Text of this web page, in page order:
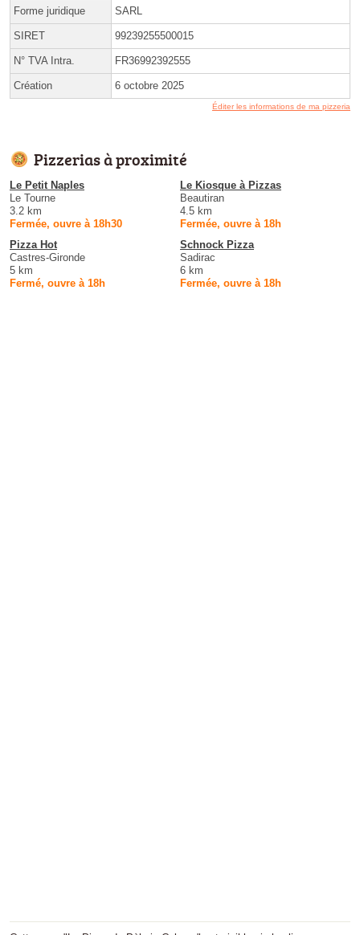
Forme juridique SARL
SIRET 99239255500015
N° TVA Intra. FR36992392555
Création 6 octobre 2025
Éditer les informations de ma pizzeria
Pizzerias à proximité
Le Petit Naples
Le Tourne
3.2 km
Fermée, ouvre à 18h30
Le Kiosque à Pizzas
Beautiran
4.5 km
Fermée, ouvre à 18h
Pizza Hot
Castres-Gironde
5 km
Fermé, ouvre à 18h
Schnock Pizza
Sadirac
6 km
Fermée, ouvre à 18h